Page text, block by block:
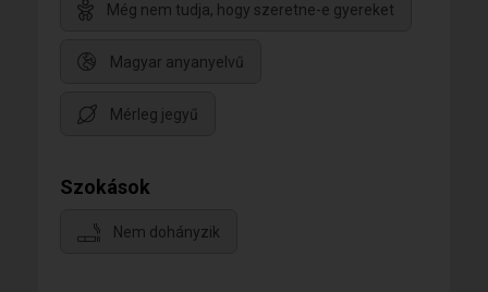
Még nem tudja, hogy szeretne-e gyereket
Magyar anyanyelvű
Mérleg jegyű
Szokások
Nem dohányzik